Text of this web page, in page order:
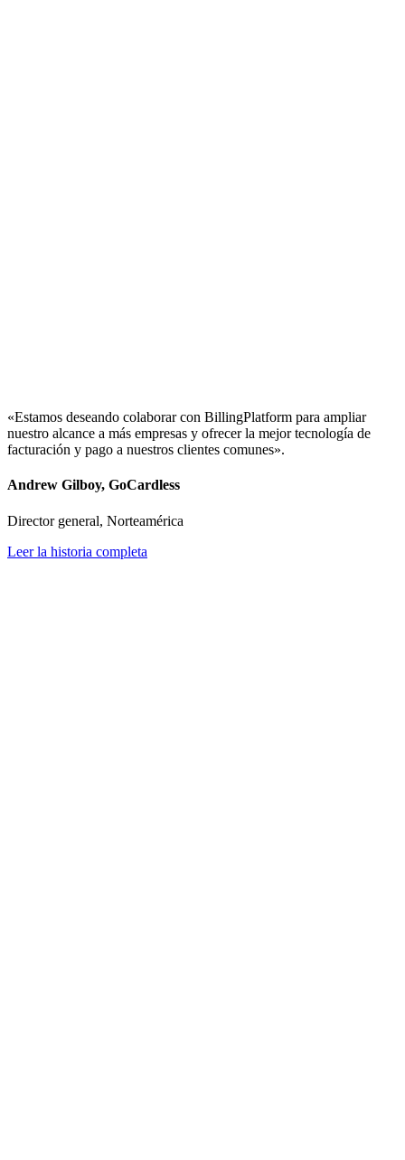
«Estamos deseando colaborar con BillingPlatform para ampliar
nuestro alcance a más empresas y ofrecer la mejor tecnología de
facturación y pago a nuestros clientes comunes».
Andrew Gilboy, GoCardless
Director general, Norteamérica
Leer la historia completa